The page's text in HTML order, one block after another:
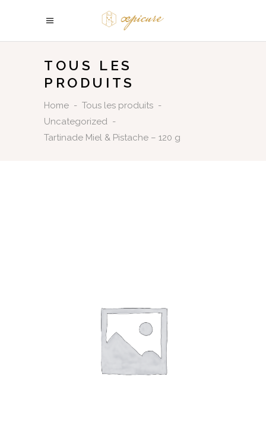
TOUS LES
PRODUITS
Home - Tous les produits -
Uncategorized -
Tartinade Miel & Pistache – 120 g